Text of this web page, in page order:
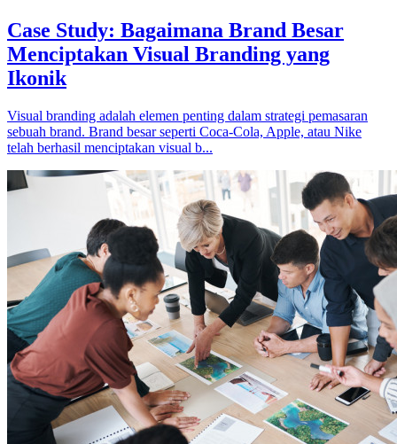
Case Study: Bagaimana Brand Besar
Menciptakan Visual Branding yang
Ikonik
Visual branding adalah elemen penting dalam strategi pemasaran
sebuah brand. Brand besar seperti Coca-Cola, Apple, atau Nike
telah berhasil menciptakan visual b...